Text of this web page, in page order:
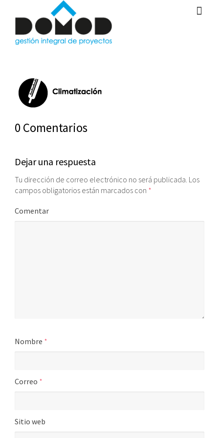
0 Comentarios
Dejar una respuesta
Tu dirección de correo electrónico no será publicada. Los
campos obligatorios están marcados con *
Comentar
Nombre *
Correo *
Sitio web